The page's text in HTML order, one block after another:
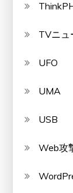
TVニュ
UFO
UMA
USB
Web攻